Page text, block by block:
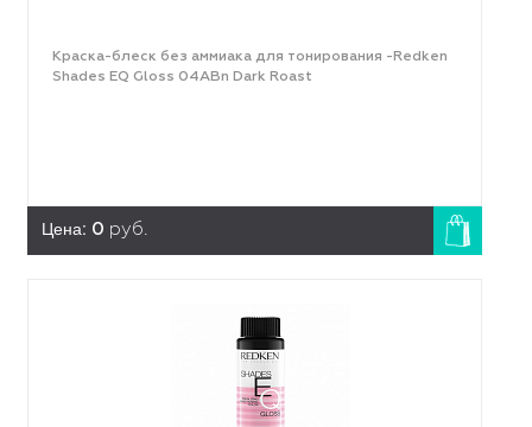
Краска-блеск без аммиака для тонирования -Redken
Shades EQ Gloss 04ABn Dark Roast
Цена: 0 руб.